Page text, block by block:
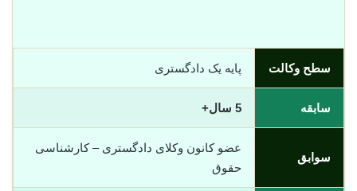
سطح وکالت پایه یک دادگستری
سابقه 5 سال+
سوابق
عضو کانون وکلای دادگستری – کارشناسی
حقوق